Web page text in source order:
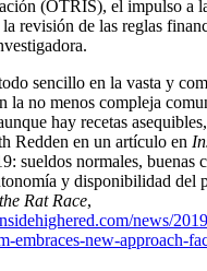
(OTRIS), el impulso a
revisión de las reglas
sencillo en la vasta y
la no menos compleja
hay recetas
Redden en un artículo en
sueldos normales, buenas
y disponibilidad del
Rat Race,
news/
embraces-new-approach-